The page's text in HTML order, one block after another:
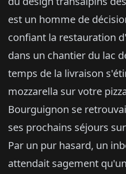
est un homme de
confiant la restauration
dans un chantier du lac
temps de la livraison
mozzarella sur votre
Bourguignon se
ses prochains séjours
Par un pur hasard, un
attendait sagement